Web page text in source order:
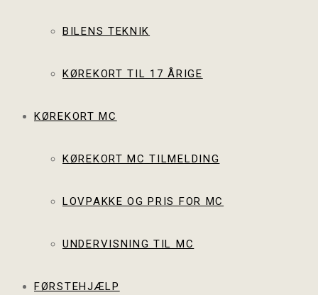
BILENS TEKNIK
KØREKORT TIL 17 ÅRIGE
KØREKORT MC
KØREKORT MC TILMELDING
LOVPAKKE OG PRIS FOR MC
UNDERVISNING TIL MC
FØRSTEHJÆLP